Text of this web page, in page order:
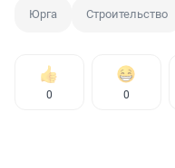
Юрга Строительство
0 0